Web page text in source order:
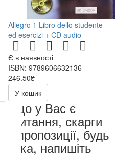
Allegro 1 Libro dello studente
ed esercizi + CD audio
Є в наявності
ISBN: 9789606632136
246.50₴
493.00₴
У кошик
Якщо у Вас є
запитання, скарги
чи пропозиції, будь
ласка, напишіть